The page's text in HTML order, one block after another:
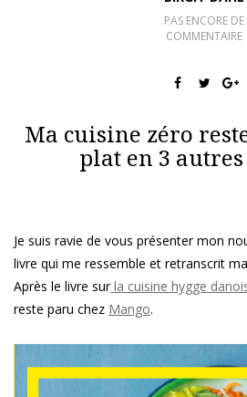
PAS ENCORE DE
COMMENTAIRE
Ma cuisine zéro
plat en 3
Je suis ravie de vous présenter mon
livre qui me ressemble et retranscrit
Après le livre surla cuisine hygge
reste paru chez Mango.